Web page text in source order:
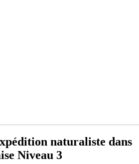
naturaliste dans
Niveau 3